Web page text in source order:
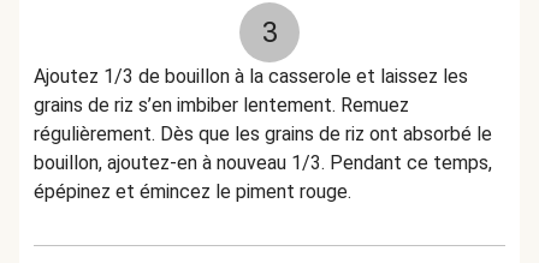
3
Ajoutez 1/3 de bouillon à la casserole et laissez les
grains de riz s’en imbiber lentement. Remuez
régulièrement. Dès que les grains de riz ont absorbé le
bouillon, ajoutez-en à nouveau 1/3. Pendant ce temps,
épépinez et émincez le piment rouge.